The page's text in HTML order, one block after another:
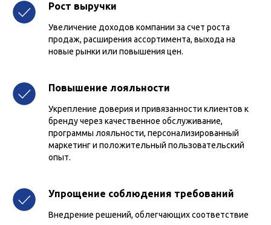
Рост выручки
Увеличение доходов компании за счет роста
продаж, расширения ассортимента, выхода на
новые рынки или повышения цен.
Повышение лояльности
Укрепление доверия и привязанности клиентов к
бренду через качественное обслуживание,
программы лояльности, персонализированный
маркетинг и положительный пользовательский
опыт.
Упрощение соблюдения требований
Внедрение решений, облегчающих соответствие